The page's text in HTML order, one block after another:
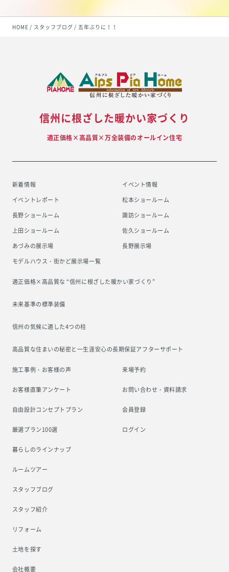
HOME スタッフブログ 五年ぶりに！！
信州に根ざした暖かい家づくり
適正価格×高品質×万全装備のオールイン住宅
新着情報
イベント情報
イベントレポート
松本ショールーム
長野ショールーム
諏訪ショールーム
上田ショールーム
佐久ショールーム
あづみの展示場
長野展示場
モデルハウス・街かど展示場一覧
適正価格×高品質な “信州に根ざした暖かい家づくり”
未来基準の標準装備
信州の気候に適した4つの柱
高品質な住まいの秘密と一生涯安心の長期保証アフターサポート
施工事例・お客様の声
お客様直筆アンケート
自由設計コンセプトプラン
厳選プラン100選
暮らしのラインナップ
ルームツアー
スタッフブログ
スタッフ紹介
リフォーム
土地を探す
会社概要
来場予約
お問い合わせ・資料請求
会員登録
ログイン